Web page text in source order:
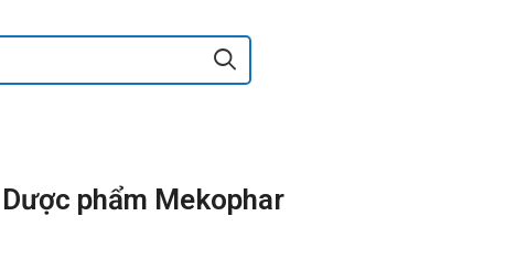
phẩm Mekophar